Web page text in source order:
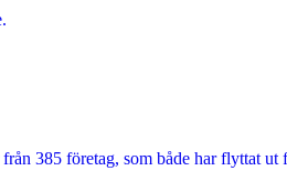
385 företag, som både har flyttat